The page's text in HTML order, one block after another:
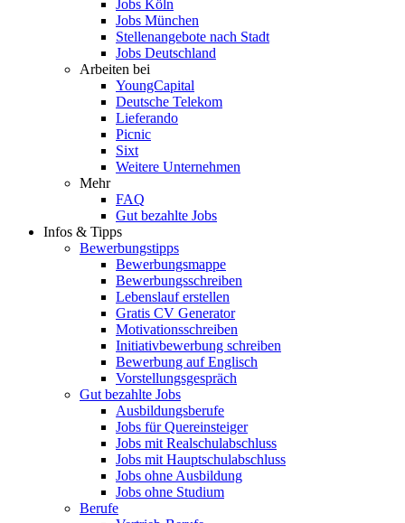
Jobs Köln
Jobs München
Stellenangebote nach Stadt
Jobs Deutschland
Arbeiten bei
YoungCapital
Deutsche Telekom
Lieferando
Picnic
Sixt
Weitere Unternehmen
Mehr
FAQ
Gut bezahlte Jobs
Infos & Tipps
Bewerbungstipps
Bewerbungsmappe
Bewerbungsschreiben
Lebenslauf erstellen
Gratis CV Generator
Motivationsschreiben
Initiativbewerbung schreiben
Bewerbung auf Englisch
Vorstellungsgespräch
Gut bezahlte Jobs
Ausbildungsberufe
Jobs für Quereinsteiger
Jobs mit Realschulabschluss
Jobs mit Hauptschulabschluss
Jobs ohne Ausbildung
Jobs ohne Studium
Berufe